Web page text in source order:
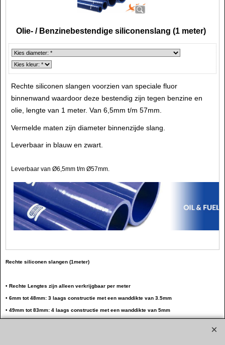
Olie- / Benzinebestendige siliconenslang (1 meter)
Rechte siliconen slangen voorzien van speciale fluor
binnenwand waardoor deze bestendig zijn tegen benzine en
olie, lengte van 1 meter. Van 6,5mm t/m 57mm.
Vermelde maten zijn diameter binnenzijde slang.
Leverbaar in blauw en zwart.
Leverbaar van Ø6,5mm t/m Ø57mm.
Rechte siliconen slangen (1meter)
• Rechte Lengtes zijn alleen verkrijgbaar per meter
• 6mm tot 48mm: 3 laags constructie met een wanddikte van 3.5mm
• 49mm tot 83mm: 4 laags constructie met een wanddikte van 5mm